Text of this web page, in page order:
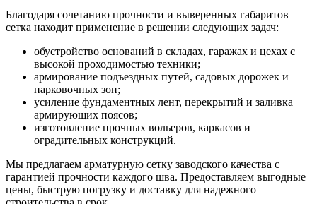
Благодаря сочетанию прочности и выверенных габаритов
сетка находит применение в решении следующих задач:
обустройство оснований в складах, гаражах и цехах с
высокой проходимостью техники;
армирование подъездных путей, садовых дорожек и
парковочных зон;
усиление фундаментных лент, перекрытий и заливка
армирующих поясов;
изготовление прочных вольеров, каркасов и
оградительных конструкций.
Мы предлагаем арматурную сетку заводского качества с
гарантией прочности каждого шва. Предоставляем выгодные
цены, быструю погрузку и доставку для надежного